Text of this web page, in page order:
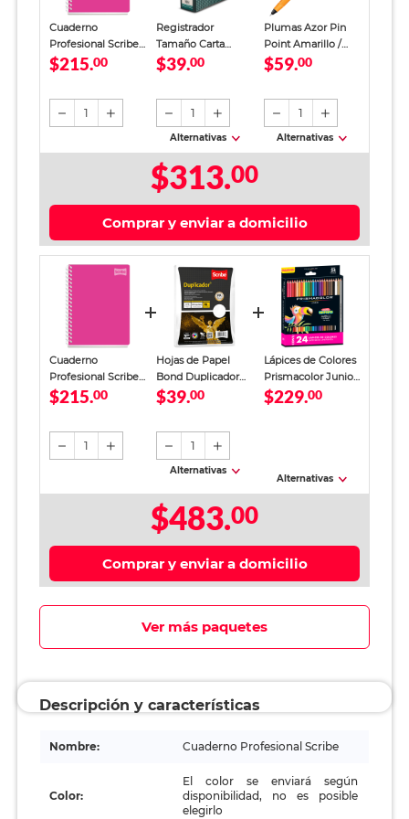
Cuaderno
Profesional Scribe
Cuadro Grande 200
$215.00
1
Registrador
Tamaño Carta
Office Depot
$39.00
1
Alternativas
Plumas Azor Pin
Point Amarillo /
Punto fino / Tinta
$59.00
1
Alternativas
$313.00
Comprar y enviar a domicilio
Cuaderno
Profesional Scribe
Cuadro Grande 200
$215.00
1
Hojas de Papel
Bond Duplicador
Carta Scribe Blanco
$39.00
1
Alternativas
Lápices de Colores
Prismacolor Junior
24 piezas
$229.00
Alternativas
$483.00
Comprar y enviar a domicilio
Ver más paquetes
Descripción y características
Nombre: Cuaderno Profesional Scribe
Color:
El color se enviará según
disponibilidad, no es posible
elegirlo